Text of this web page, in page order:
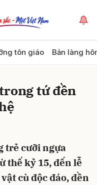
tôn giáo Bản làng
tứ đền
trẻ cưỡi ngựa
thế kỷ 15, đến lễ
cù độc đáo, đền
Hủy